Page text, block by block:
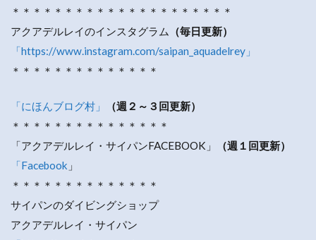
＊＊＊＊＊＊＊＊＊＊＊＊＊＊＊＊＊＊＊＊＊
アクアデルレイのインスタグラム
（毎日更新）
「https://www.instagram.com/saipan_aquadelrey」
＊＊＊＊＊＊＊＊＊＊＊＊＊＊
「にほんブログ村」
（週２～３回更新）
＊＊＊＊＊＊＊＊＊＊＊＊＊＊＊
「アクアデルレイ・サイパンFACEBOOK」
（週１回更新）
「Facebook 」
＊＊＊＊＊＊＊＊＊＊＊＊＊＊
サイパンのダイビングショップ
アクアデルレイ・サイパン